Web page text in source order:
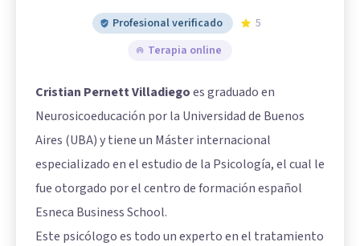
Profesional verificado
5
Terapia online
Cristian Pernett Villadiegoes graduado en
Neurosicoeducación por la Universidad de Buenos
Aires (UBA) y tiene un Máster internacional
especializado en el estudio de la Psicología, el cual le
fue otorgado por el centro de formación español
Esneca Business School.
Este psicólogo es todo un experto en el tratamiento